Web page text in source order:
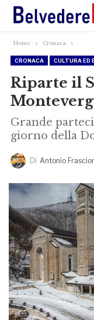
Home Cronaca
CRONACA CULTURA ED
Riparte il
Grande
giorno della
Di Antonio